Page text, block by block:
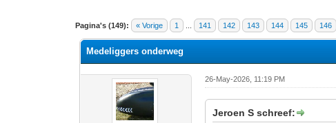
Pagina's (149): « Vorige 1 141 142 143 144 145 146
7 stemmen - gemiddelde waardering is 3.86
1
2
3
4
5
Medeliggers onderweg
26-May-2026, 11:19 PM
Jeroen S schreef: